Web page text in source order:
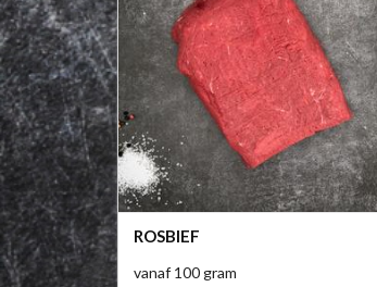
ROSBIEF
vanaf 100 gram